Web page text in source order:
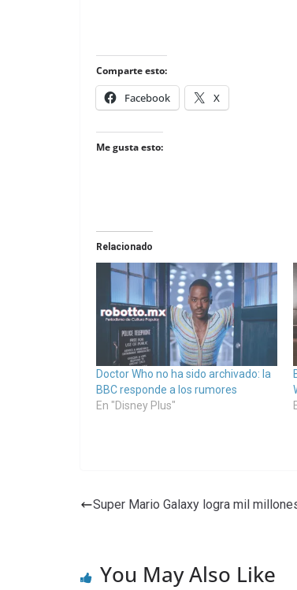
Comparte esto:
Facebook X
Me gusta esto:
Relacionado
Doctor Who no ha sido archivado: la
BBC responde a los rumores
En "Disney Plus"
Super Mario Galaxy logra mil
You May Also Like